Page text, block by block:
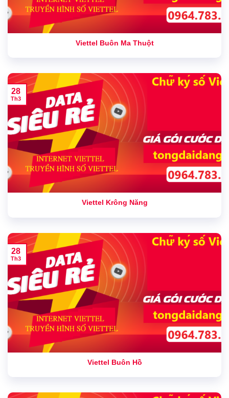
Viettel Buôn Ma Thuột
Viettel Krông Năng
28
Th3
Viettel Buôn Hồ
28
Th3